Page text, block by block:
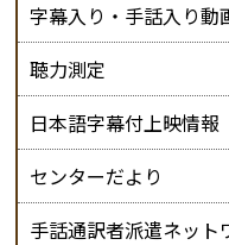
字幕入り・手話入り動
聴力測定
日本語字幕付上映情報
センターだより
手話通訳者派遣ネット